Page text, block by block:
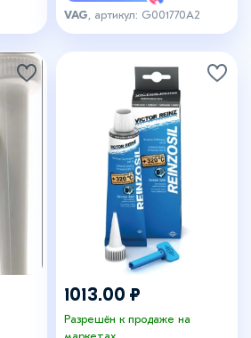
VAG , артикул: G001770A2
1013.00 ₽
Разрешён к продаже на